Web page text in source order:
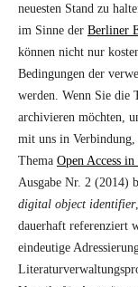
neuesten Stand zu
im Sinne der Berliner
können nicht nur
Bedingungen der
werden. Wenn Sie die
archivieren möchten,
mit uns in Verbindung,
Thema Open Access
Ausgabe Nr. 2 (2014)
digital object identifier
dauerhaft referenziert
eindeutige